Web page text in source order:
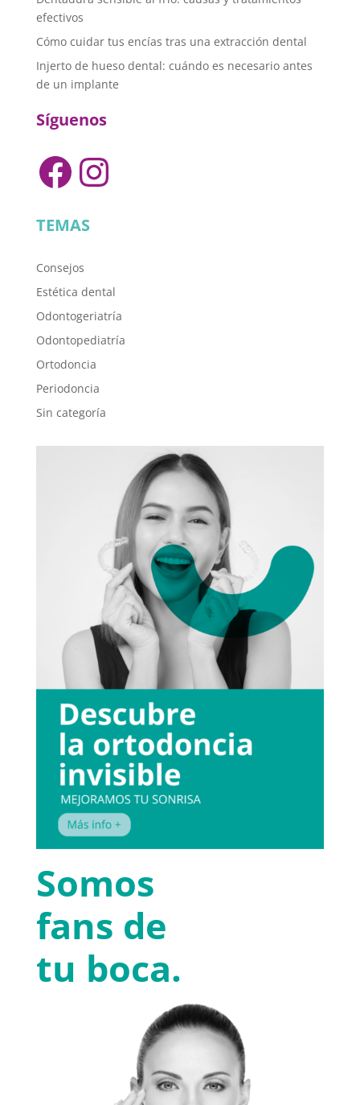
efectivos
Cómo cuidar tus encías tras una extracción dental
Injerto de hueso dental: cuándo es necesario antes
de un implante
Síguenos
Facebook
Instagram
TEMAS
Consejos
Estética dental
Odontogeriatría
Odontopediatría
Ortodoncia
Periodoncia
Sin categoría
Somos
fans de
tu boca.